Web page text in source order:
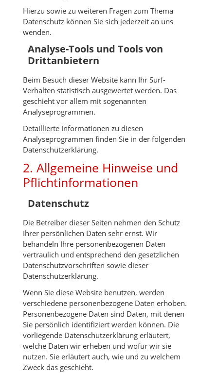
Hierzu sowie zu weiteren Fragen zum Thema
Datenschutz können Sie sich jederzeit an uns
wenden.
Analyse-Tools und Tools von
Dritt­anbietern
Beim Besuch dieser Website kann Ihr Surf-
Verhalten statistisch ausgewertet werden. Das
geschieht vor allem mit sogenannten
Analyseprogrammen.
Detaillierte Informationen zu diesen
Analyseprogrammen finden Sie in der folgenden
Datenschutzerklärung.
2. Allgemeine Hinweise und
Pflicht­informationen
Datenschutz
Die Betreiber dieser Seiten nehmen den Schutz
Ihrer persönlichen Daten sehr ernst. Wir
behandeln Ihre personenbezogenen Daten
vertraulich und entsprechend den gesetzlichen
Datenschutzvorschriften sowie dieser
Datenschutzerklärung.
Wenn Sie diese Website benutzen, werden
verschiedene personenbezogene Daten erhoben.
Personenbezogene Daten sind Daten, mit denen
Sie persönlich identifiziert werden können. Die
vorliegende Datenschutzerklärung erläutert,
welche Daten wir erheben und wofür wir sie
nutzen. Sie erläutert auch, wie und zu welchem
Zweck das geschieht.